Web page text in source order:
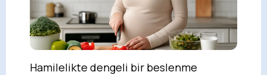
Hamilelikte dengeli bir beslenme